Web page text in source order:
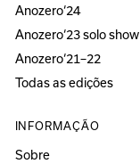
Anozero‘24
Anozero‘23 solo show
Anozero‘21–22
Todas as edições
INFORMAÇÃO
Sobre